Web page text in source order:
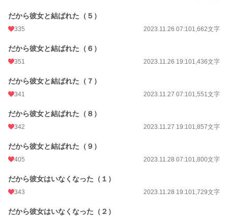
だから彼女と結ばれた（５）
335 2023.11.26 07:101,662文字
だから彼女と結ばれた（６）
351 2023.11.26 19:101,436文字
だから彼女と結ばれた（７）
341 2023.11.27 07:101,551文字
だから彼女と結ばれた（８）
342 2023.11.27 19:101,857文字
だから彼女と結ばれた（９）
405 2023.11.28 07:101,800文字
だから彼女はいなくなった（１）
343 2023.11.28 19:101,729文字
だから彼女はいなくなった（２）